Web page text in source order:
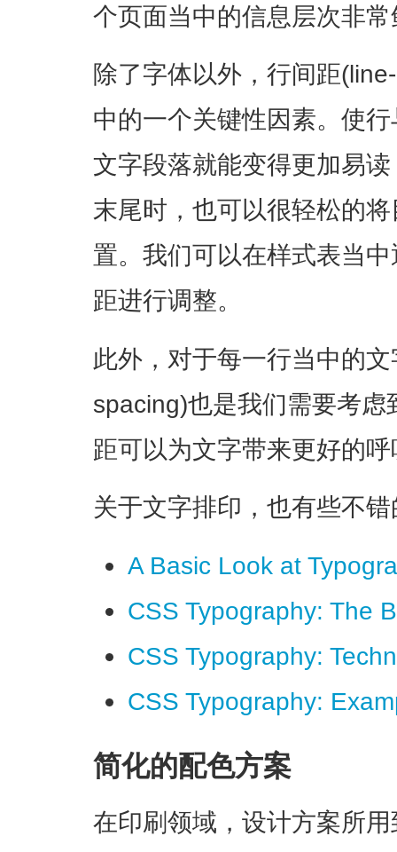
个页面当中的信息层次非
除了字体以外，行间距
中的一个关键性因素。使
文字段落就能变得更加易
末尾时，也可以很轻松的
置。我们可以在样式表当
距进行调整。
此外，对于每一行当中的
spacing)也是我们需要考
距可以为文字带来更好的
关于文字排印，也有些不
A Basic Look at
CSS Typography: The
CSS Typography:
CSS Typography:
简化的配色方案
在印刷领域，设计方案所